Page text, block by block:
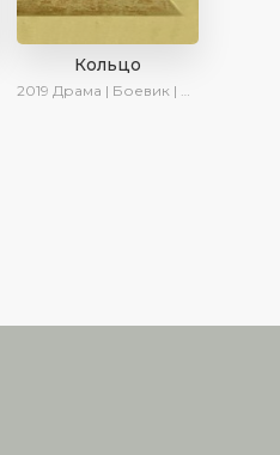
Кольцо
2019 Драма | Боевик | Криминал